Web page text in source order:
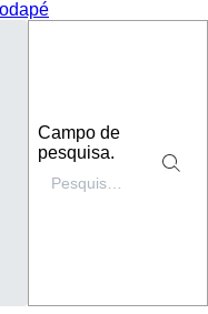
Campo de
pesquisa.